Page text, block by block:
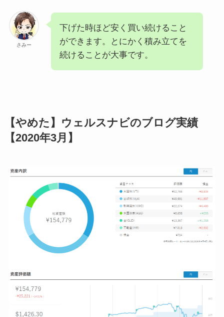
さみー
下げた時ほど安く買い続けること
ができます。とにかく積み立てを
続けることが大事です。
【やめた】ウェルスナビのブログ実績
【2020年3月】